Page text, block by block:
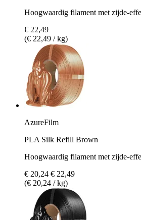
Hoogwaardig filament met zijde-
€ 22,49
(€ 22,49 / kg)
AzureFilm
PLA Silk Refill Brown
Hoogwaardig filament met zijde-
€ 20,24 € 22,49
(€ 20,24 / kg)